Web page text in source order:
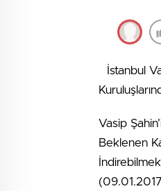
İstanbul
Vasip
Beklenen